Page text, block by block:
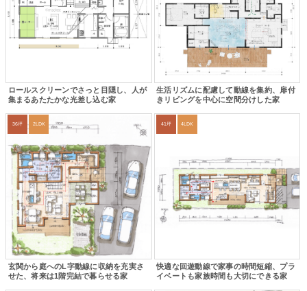
ロールスクリーンでさっと目隠し、人が
集まるあたたかな光差し込む家
生活リズムに配慮して動線を集約、扉付
きリビングを中心に空間分けした家
36坪 2LDK
玄関から庭へのL字動線に収納を充実さ
せた、将来は1階完結で暮らせる家
41坪 4LDK
快適な回遊動線で家事の時間短縮、プラ
イベートも家族時間も大切にできる家